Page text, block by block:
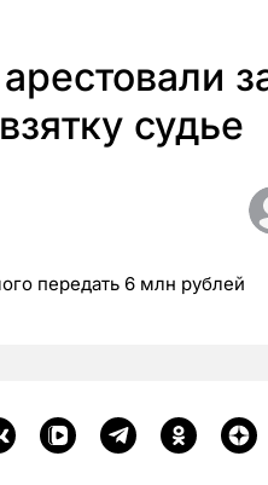
судье
передать 6 млн рублей